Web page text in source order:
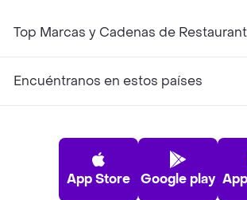
Top Marcas y Cadenas de
Encuéntranos en estos países
App Store Google play